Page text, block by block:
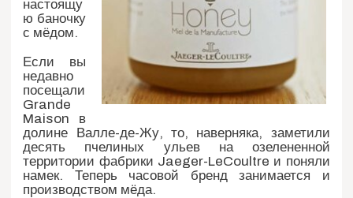
настоящу
ю баночку
с мёдом.
Если вы
недавно
посещали
Grande
Maison в
долине Валле-де-Жу, то, наверняка, заметили
десять пчелиных ульев на озелененной
территории фабрики Jaeger-LeCoultre и поняли
намек. Теперь часовой бренд занимается и
производством мёда.